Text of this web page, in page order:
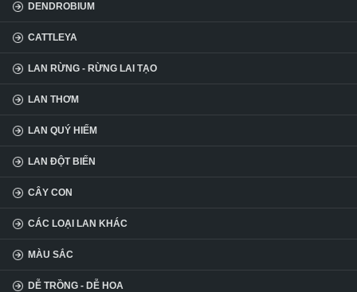
DENDROBIUM
CATTLEYA
LAN RỪNG - RỪNG LAI TẠO
LAN THƠM
LAN QUÝ HIẾM
LAN ĐỘT BIẾN
CÂY CON
CÁC LOẠI LAN KHÁC
MÀU SẮC
DỄ TRỒNG - DỄ HOA